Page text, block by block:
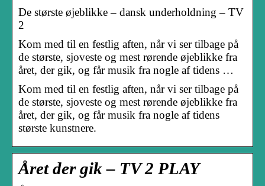
De største øjeblikke – dansk underholdning – TV
2
Kom med til en festlig aften, når vi ser tilbage på
de største, sjoveste og mest rørende øjeblikke fra
året, der gik, og får musik fra nogle af tidens …
Kom med til en festlig aften, når vi ser tilbage på
de største, sjoveste og mest rørende øjeblikke fra
året, der gik, og får musik fra nogle af tidens
største kunstnere.
Året der gik – TV 2 PLAY